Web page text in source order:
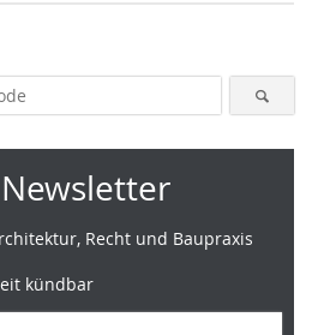
Recht und Baupraxis
kündbar